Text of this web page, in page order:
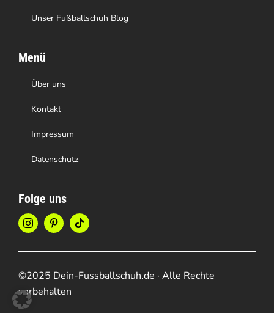
Unser Fußballschuh Blog
Menü
Über uns
Kontakt
Impressum
Datenschutz
Folge uns
©2025 Dein-Fussballschuh.de · Alle Rechte
vorbehalten